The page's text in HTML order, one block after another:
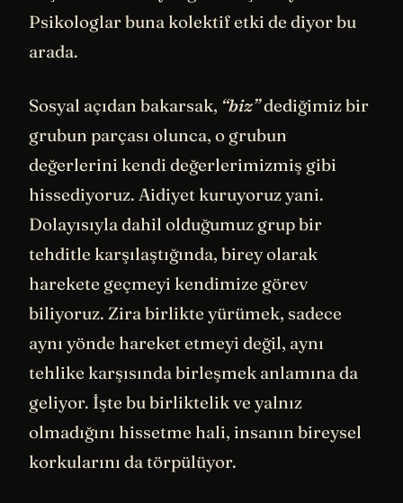
Psikologlar buna kolektif etki de diyor bu
arada.
Sosyal açıdan bakarsak, “biz”dediğimiz bir
grubun parçası olunca, o grubun
değerlerini kendi değerlerimizmiş gibi
hissediyoruz. Aidiyet kuruyoruz yani.
Dolayısıyla dahil olduğumuz grup bir
tehditle karşılaştığında, birey olarak
harekete geçmeyi kendimize görev
biliyoruz. Zira birlikte yürümek, sadece
aynı yönde hareket etmeyi değil, aynı
tehlike karşısında birleşmek anlamına da
geliyor. İşte bu birliktelik ve yalnız
olmadığını hissetme hali, insanın bireysel
korkularını da törpülüyor.